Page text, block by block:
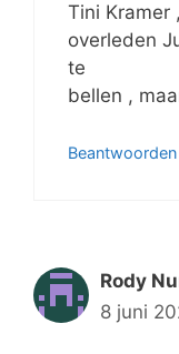
Tini Kramer
overleden
te
bellen ,
Beantwoorden
Rody
8 juni